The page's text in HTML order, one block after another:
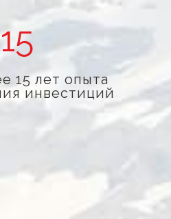
15
15 лет опыта
инвестиций